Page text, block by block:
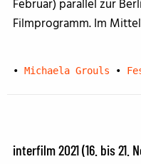
Februar) parallel zur
Filmprogramm. Im
• Michaela Grouls •
interfilm 2021 (16. bis 21.